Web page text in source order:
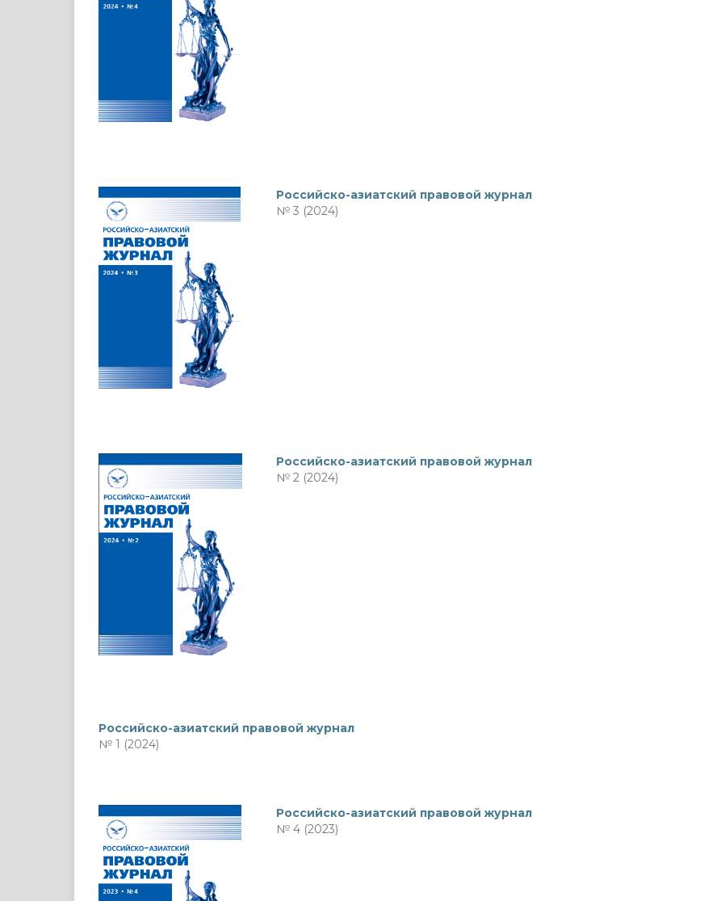
Российско-азиатский правовой журнал
№ 3 (2024)
Российско-азиатский правовой журнал
№ 2 (2024)
Российско-азиатский правовой журнал
№ 1 (2024)
Российско-азиатский правовой журнал
№ 4 (2023)